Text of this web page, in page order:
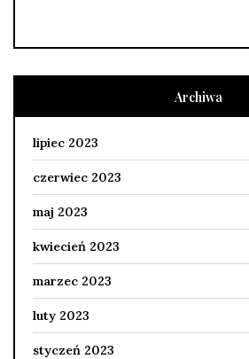
Archiwa
lipiec 2023
czerwiec 2023
maj 2023
kwiecień 2023
marzec 2023
luty 2023
styczeń 2023